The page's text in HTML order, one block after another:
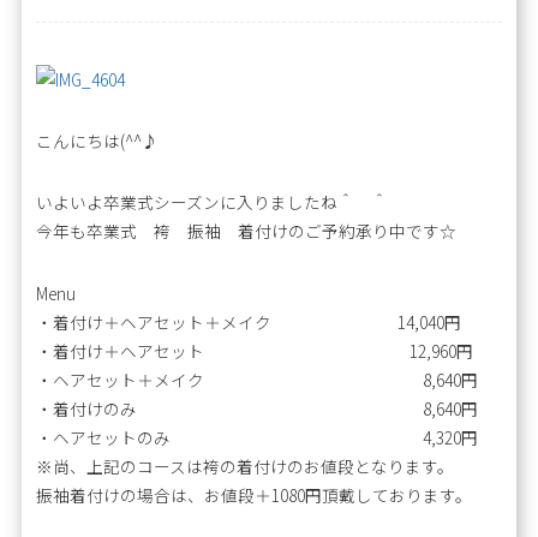
こんにちは(^^♪
いよいよ卒業式シーズンに入りましたね＾ ＾
今年も卒業式 袴 振袖 着付けのご予約承り中です☆
Menu
・着付け＋ヘアセット＋メイク 14,040円
・着付け＋ヘアセット 12,960円
・ヘアセット＋メイク 8,640円
・着付けのみ 8,640円
・ヘアセットのみ 4,320円
※尚、上記のコースは袴の着付けのお値段となります。
振袖着付けの場合は、お値段＋1080円頂戴しております。